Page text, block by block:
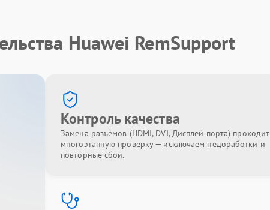
Huawei RemSupport
Контроль качества
Замена разъёмов (HDMI, DVI, Дисплей порта) проходит
многоэтапную проверку — исключаем недоработки и
повторные сбои.